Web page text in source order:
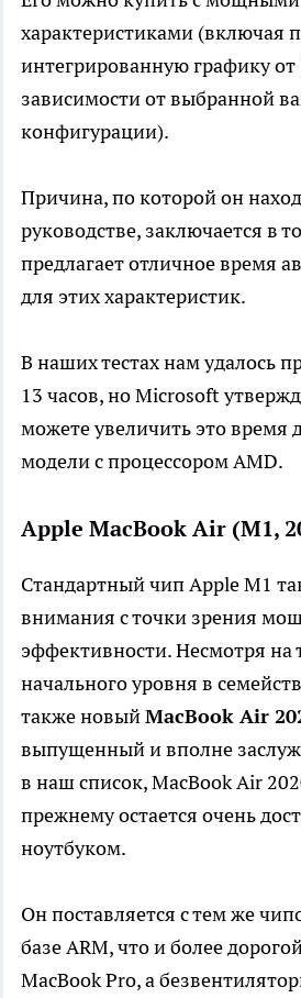
характеристиками (включая
интегрированную графику
зависимости от выбранной
конфигурации).
Причина, по которой он
руководстве, заключается в
предлагает отличное время
для этих характеристик.
В наших тестах нам удалось
13 часов, но Microsoft
можете увеличить это время
модели с процессором AMD.
Apple MacBook Air (M1,
Стандартный чип Apple M1
внимания с точки зрения
эффективности. Несмотря на
начального уровня в
также новыйMacBook Air
выпущенный и вполне
в наш список, MacBook Air
прежнему остается очень
ноутбуком.
Он поставляется с тем же
базе ARM, что и более
MacBook Pro, а